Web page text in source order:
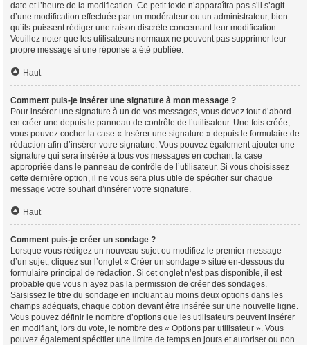
date et l’heure de la modification. Ce petit texte n’apparaîtra pas s’il s’agit
d’une modification effectuée par un modérateur ou un administrateur, bien
qu’ils puissent rédiger une raison discrète concernant leur modification.
Veuillez noter que les utilisateurs normaux ne peuvent pas supprimer leur
propre message si une réponse a été publiée.
Haut
Comment puis-je insérer une signature à mon message ?
Pour insérer une signature à un de vos messages, vous devez tout d’abord
en créer une depuis le panneau de contrôle de l’utilisateur. Une fois créée,
vous pouvez cocher la case « Insérer une signature » depuis le formulaire de
rédaction afin d’insérer votre signature. Vous pouvez également ajouter une
signature qui sera insérée à tous vos messages en cochant la case
appropriée dans le panneau de contrôle de l’utilisateur. Si vous choisissez
cette dernière option, il ne vous sera plus utile de spécifier sur chaque
message votre souhait d’insérer votre signature.
Haut
Comment puis-je créer un sondage ?
Lorsque vous rédigez un nouveau sujet ou modifiez le premier message
d’un sujet, cliquez sur l’onglet « Créer un sondage » situé en-dessous du
formulaire principal de rédaction. Si cet onglet n’est pas disponible, il est
probable que vous n’ayez pas la permission de créer des sondages.
Saisissez le titre du sondage en incluant au moins deux options dans les
champs adéquats, chaque option devant être insérée sur une nouvelle ligne.
Vous pouvez définir le nombre d’options que les utilisateurs peuvent insérer
en modifiant, lors du vote, le nombre des « Options par utilisateur ». Vous
pouvez également spécifier une limite de temps en jours et autoriser ou non